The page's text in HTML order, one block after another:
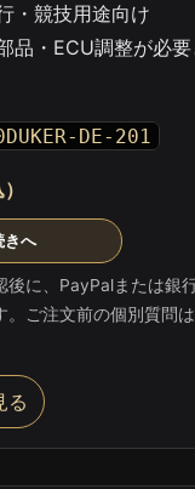
・競技用途向け
品・ECU調整が必
DE-201
きへ
後に、PayPalまたは銀
。ご注文前の個別質問
る